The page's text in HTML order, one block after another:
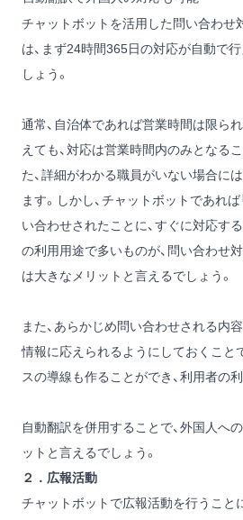
チャットボットを活用した問い合わせ
は、まず24時間365日の対応が自動で
しょう。
通常、自治体であれば営業時間は限ら
えても、対応は営業時間内のみとなる
た、詳細がわかる職員がいない場合に
ます。しかし、チャットボットであれば
い合わせされたことに、すぐに対応す
の利用用途で多いものが、問い合わせ
は大きなメリットと言えるでしょう。
また、あらかじめ問い合わせされる内
情報に応えられるようにしておくこと
スの導線も作ることができ、利用者の
自動翻訳を併用することで、外国人へ
ットと言えるでしょう。
２．広報活動
チャットボットで広報活動を行うこと